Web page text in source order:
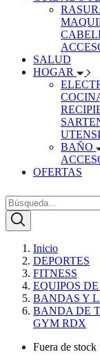
SALUD
HOGAR
BAÑO
OFERTAS
Inicio
DEPORTES
FITNESS
EQUIPOS
BANDAS Y
BANDA DE
GYM RDX
Fuera de stock